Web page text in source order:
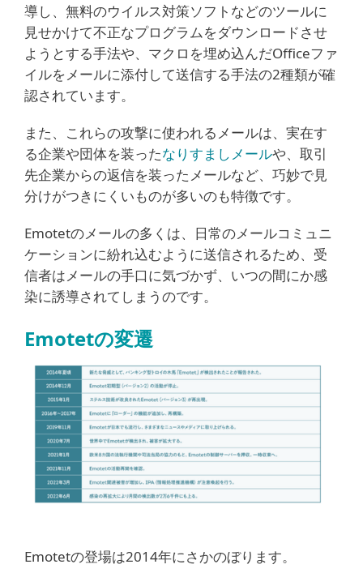
導し、無料のウイルス対策ソフトなどのツールに
見せかけて不正なプログラムをダウンロードさせ
ようとする手法や、マクロを埋め込んだOfficeファ
イルをメールに添付して送信する手法の2種類が確
認されています。
また、これらの攻撃に使われるメールは、実在す
る企業や団体を装ったなりすましメールや、取引
先企業からの返信を装ったメールなど、巧妙で見
分けがつきにくいものが多いのも特徴です。
Emotetのメールの多くは、日常のメールコミュニ
ケーションに紛れ込むように送信されるため、受
信者はメールの手口に気づかず、いつの間にか感
染に誘導されてしまうのです。
Emotetの変遷
Emotetの登場は2014年にさかのぼります。